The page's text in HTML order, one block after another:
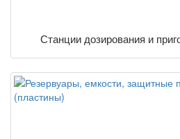
Станции дозирования и